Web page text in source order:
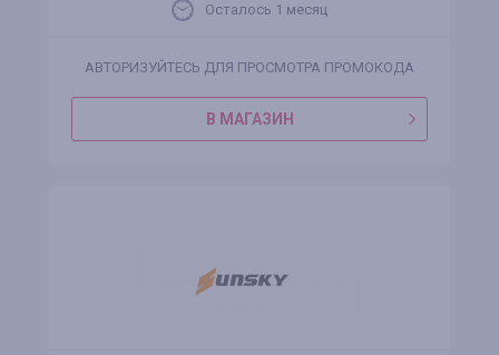
Осталось 1 месяц
АВТОРИЗУЙТЕСЬ ДЛЯ ПРОСМОТРА ПРОМОКОДА
В МАГАЗИН